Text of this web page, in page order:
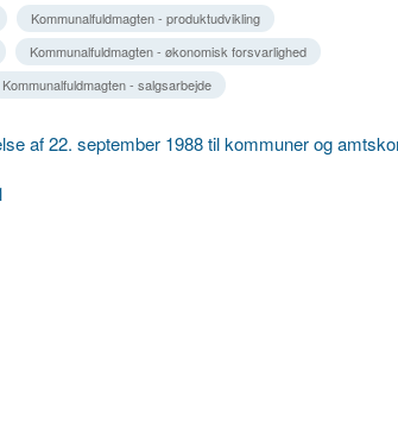
Kommunalfuldmagten - produktudvikling
Kommunalfuldmagten - økonomisk forsvarlighed
Kommunalfuldmagten - salgsarbejde
af 22. september 1988 til kommuner og